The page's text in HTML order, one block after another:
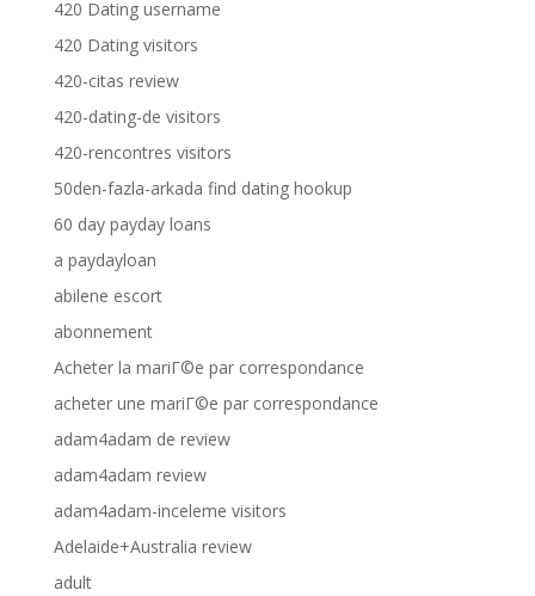
420 Dating username
420 Dating visitors
420-citas review
420-dating-de visitors
420-rencontres visitors
50den-fazla-arkada find dating hookup
60 day payday loans
a paydayloan
abilene escort
abonnement
Acheter la mariГ©e par correspondance
acheter une mariГ©e par correspondance
adam4adam de review
adam4adam review
adam4adam-inceleme visitors
Adelaide+Australia review
adult